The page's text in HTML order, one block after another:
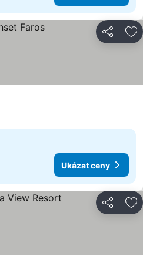
Sdílet
Ukázat ceny
Sdílet